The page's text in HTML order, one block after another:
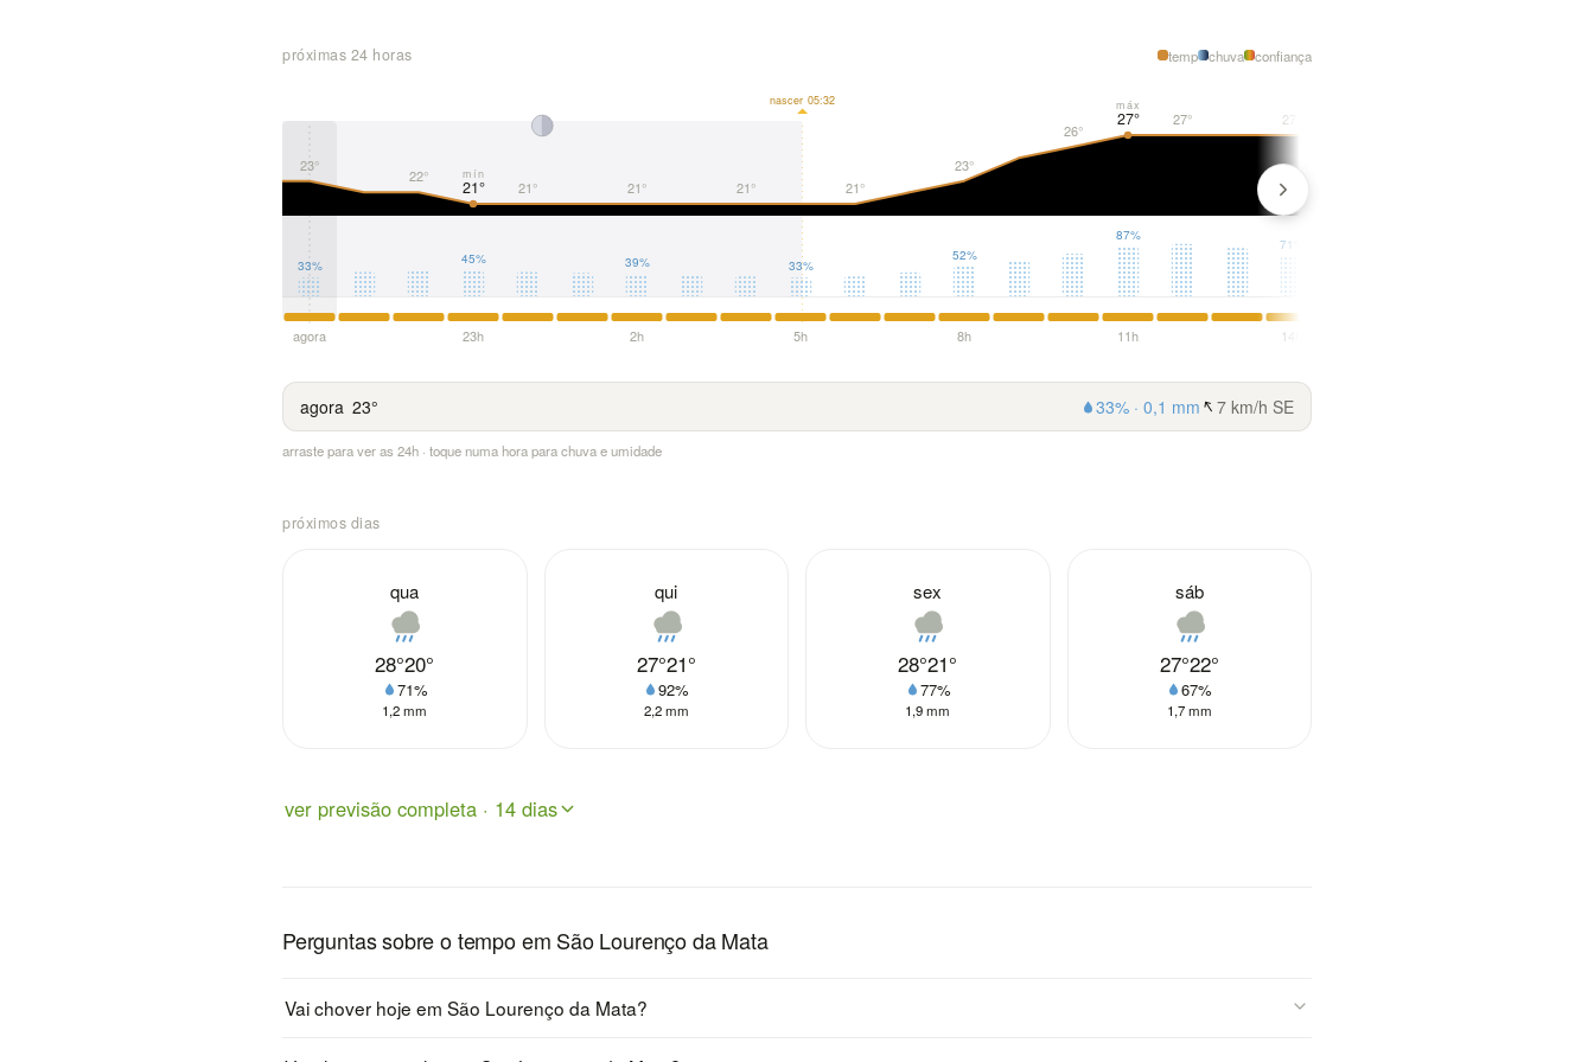
próximas 24 horas temp chuva confiança
23°
22°
21° 21° 21° 21° 21°
23°
26°
27° 27° 27°
máx
mín
33% 45% 39% 33%
52%
87%
71%
agora 23h 2h 5h 8h 11h 14h
nascer 05:32
agora 23° 33% · 0,1 mm 7 km/h SE
arraste para ver as 24h · toque numa hora para chuva e umidade
próximos dias
qua
28°20°
71%
1,2 mm
qui
27°21°
92%
2,2 mm
sex
28°21°
77%
1,9 mm
sáb
27°22°
67%
1,7 mm
ver previsão completa · 14 dias
Perguntas sobre o tempo em São Lourenço da Mata
Vai chover hoje em São Lourenço da Mata?